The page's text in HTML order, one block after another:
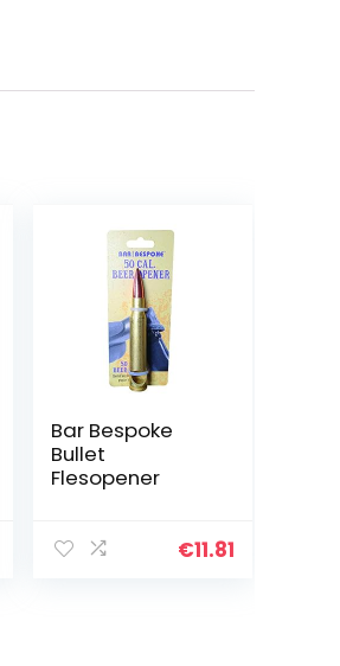
Bar Bespoke
Bullet
Flesopener
€11.81